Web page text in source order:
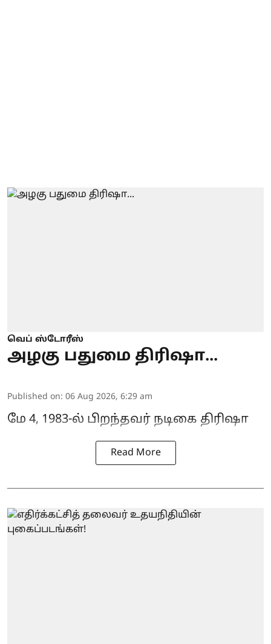
வெப் ஸ்டோரீஸ்
அழகு பதுமை திரிஷா...
Published on: 06 Aug 2026, 6:29 am
மே 4, 1983-ல் பிறந்தவர் நடிகை திரிஷா
Read More